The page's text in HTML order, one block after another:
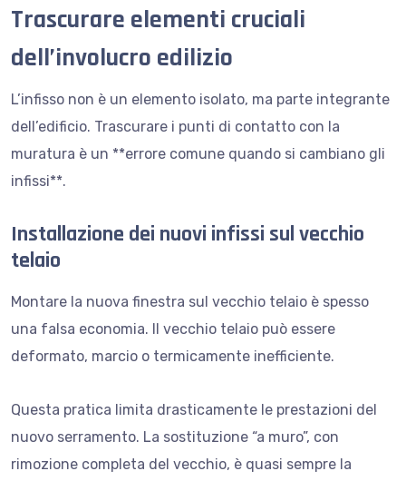
Trascurare elementi cruciali
dell’involucro edilizio
L’infisso non è un elemento isolato, ma parte integrante
dell’edificio. Trascurare i punti di contatto con la
muratura è un **errore comune quando si cambiano gli
infissi**.
Installazione dei nuovi infissi sul vecchio
telaio
Montare la nuova finestra sul vecchio telaio è spesso
una falsa economia. Il vecchio telaio può essere
deformato, marcio o termicamente inefficiente.
Questa pratica limita drasticamente le prestazioni del
nuovo serramento. La sostituzione “a muro”, con
rimozione completa del vecchio, è quasi sempre la